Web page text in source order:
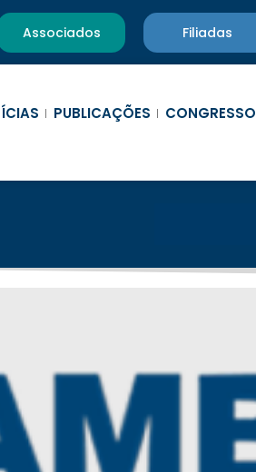
Associados Filiadas
PUBLICAÇÕES CONGRESSO